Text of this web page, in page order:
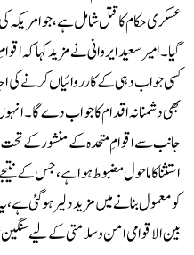
عسکری حکام کا قتل شامل ہے، جو امریکہ
گیا۔امیر سعید ایروانی نے مزید کہا کہ
کسی جواب دہی کے کارروائیاں کرنے کی
بھی دشمنانہ اقدام کا جواب دے
جانب سے اقوامِ متحدہ کے منشور کے
استثنا کا ماحول مضبوط ہوا ہے، جس کے
کو معمول بنانے میں مزید دلیر ہو گئی
بین الاقوامی امن و سلامتی کے لیے